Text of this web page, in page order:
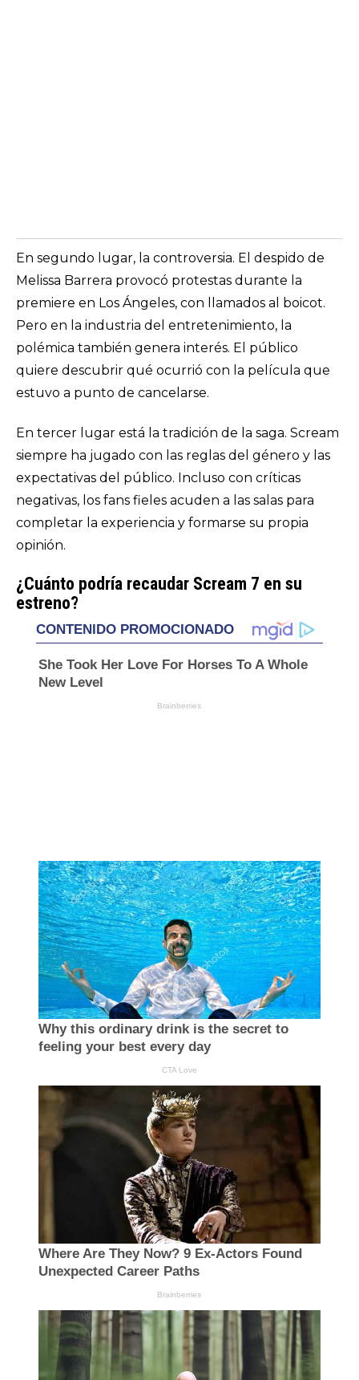
En segundo lugar, la controversia. El despido de
Melissa Barrera provocó protestas durante la
premiere en Los Ángeles, con llamados al boicot.
Pero en la industria del entretenimiento, la
polémica también genera interés. El público
quiere descubrir qué ocurrió con la película que
estuvo a punto de cancelarse.
En tercer lugar está la tradición de la saga. Scream
siempre ha jugado con las reglas del género y las
expectativas del público. Incluso con críticas
negativas, los fans fieles acuden a las salas para
completar la experiencia y formarse su propia
opinión.
¿Cuánto podría recaudar Scream 7 en su
estreno?